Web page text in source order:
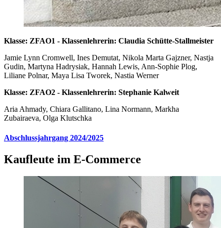
Klasse: ZFAO1 - Klassenlehrerin: Claudia Schütte-Stallmeister
Jamie Lynn Cromwell, Ines Demutat, Nikola Marta Gajzner, Nastja
Gudin, Martyna Hadrysiak, Hannah Lewis, Ann-Sophie Plog,
Liliane Polnar, Maya Lisa Tworek, Nastia Werner
Klasse: ZFAO2 - Klassenlehrerin: Stephanie Kalweit
Aria Ahmady, Chiara Gallitano, Lina Normann, Markha
Zubairaeva, Olga Klutschka
Abschlussjahrgang 2024/2025
Kaufleute im E-Commerce